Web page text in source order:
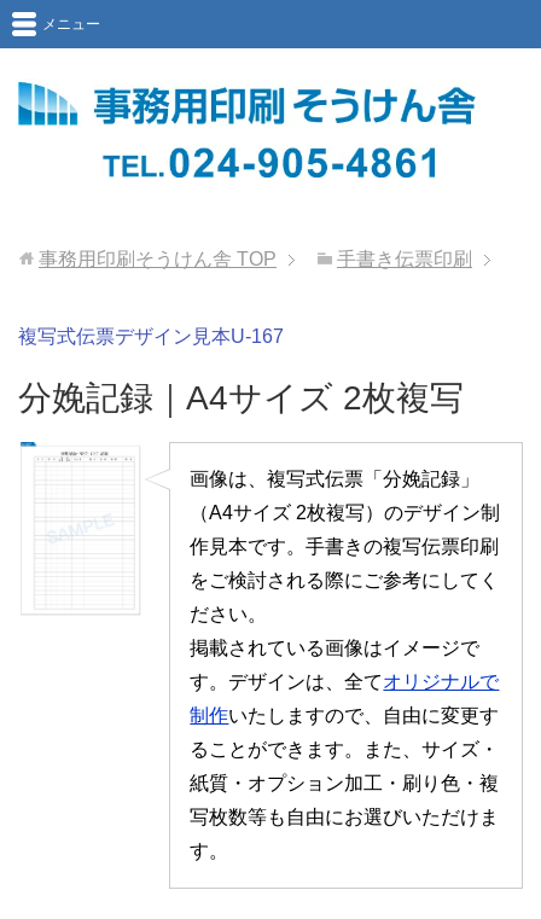
メニュー
事務用印刷そうけん舎 TOP 手書き伝票印刷
複写式伝票デザイン見本U-167
分娩記録｜A4サイズ 2枚複写
画像は、複写式伝票「分娩記録」
（A4サイズ 2枚複写）のデザイン制
作見本です。手書きの複写伝票印刷
をご検討される際にご参考にしてく
ださい。
掲載されている画像はイメージで
す。デザインは、全てオリジナルで
制作いたしますので、自由に変更す
ることができます。また、サイズ・
紙質・オプション加工・刷り色・複
写枚数等も自由にお選びいただけま
す。